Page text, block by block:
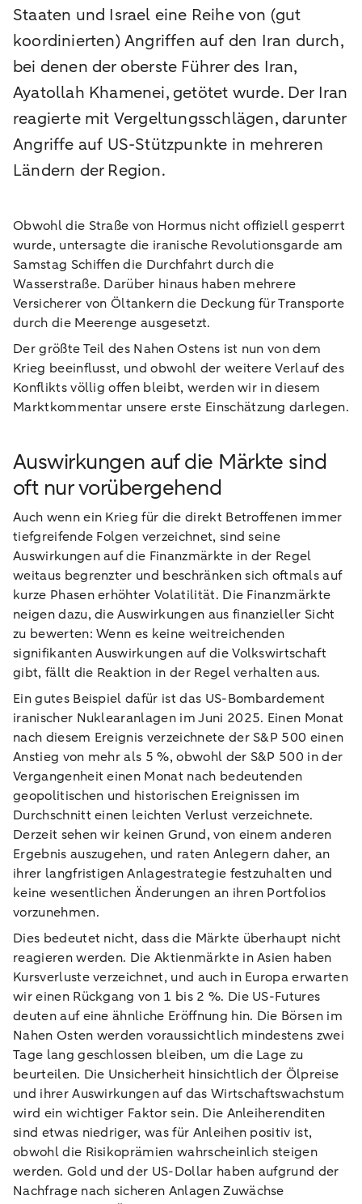
Staaten und Israel eine Reihe von (gut
koordinierten) Angriffen auf den Iran durch,
bei denen der oberste Führer des Iran,
Ayatollah Khamenei, getötet wurde. Der Iran
reagierte mit Vergeltungsschlägen, darunter
Angriffe auf US-Stützpunkte in mehreren
Ländern der Region.
Obwohl die Straße von Hormus nicht offiziell gesperrt
wurde, untersagte die iranische Revolutionsgarde am
Samstag Schiffen die Durchfahrt durch die
Wasserstraße. Darüber hinaus haben mehrere
Versicherer von Öltankern die Deckung für Transporte
durch die Meerenge ausgesetzt.
Der größte Teil des Nahen Ostens ist nun von dem
Krieg beeinflusst, und obwohl der weitere Verlauf des
Konflikts völlig offen bleibt, werden wir in diesem
Marktkommentar unsere erste Einschätzung darlegen.
Auswirkungen auf die Märkte sind
oft nur vorübergehend
Auch wenn ein Krieg für die direkt Betroffenen immer
tiefgreifende Folgen verzeichnet, sind seine
Auswirkungen auf die Finanzmärkte in der Regel
weitaus begrenzter und beschränken sich oftmals auf
kurze Phasen erhöhter Volatilität. Die Finanzmärkte
neigen dazu, die Auswirkungen aus finanzieller Sicht
zu bewerten: Wenn es keine weitreichenden
signifikanten Auswirkungen auf die Volkswirtschaft
gibt, fällt die Reaktion in der Regel verhalten aus.
Ein gutes Beispiel dafür ist das US-Bombardement
iranischer Nuklearanlagen im Juni 2025. Einen Monat
nach diesem Ereignis verzeichnete der S&P 500 einen
Anstieg von mehr als 5 %, obwohl der S&P 500 in der
Vergangenheit einen Monat nach bedeutenden
geopolitischen und historischen Ereignissen im
Durchschnitt einen leichten Verlust verzeichnete.
Derzeit sehen wir keinen Grund, von einem anderen
Ergebnis auszugehen, und raten Anlegern daher, an
ihrer langfristigen Anlagestrategie festzuhalten und
keine wesentlichen Änderungen an ihren Portfolios
vorzunehmen.
Dies bedeutet nicht, dass die Märkte überhaupt nicht
reagieren werden. Die Aktienmärkte in Asien haben
Kursverluste verzeichnet, und auch in Europa erwarten
wir einen Rückgang von 1 bis 2 %. Die US-Futures
deuten auf eine ähnliche Eröffnung hin. Die Börsen im
Nahen Osten werden voraussichtlich mindestens zwei
Tage lang geschlossen bleiben, um die Lage zu
beurteilen. Die Unsicherheit hinsichtlich der Ölpreise
und ihrer Auswirkungen auf das Wirtschaftswachstum
wird ein wichtiger Faktor sein. Die Anleiherenditen
sind etwas niedriger, was für Anleihen positiv ist,
obwohl die Risikoprämien wahrscheinlich steigen
werden. Gold und der US-Dollar haben aufgrund der
Nachfrage nach sicheren Anlagen Zuwächse